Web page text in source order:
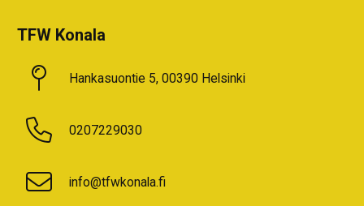
TFW Konala
Hankasuontie 5, 00390 Helsinki
0207229030
info@tfwkonala.fi